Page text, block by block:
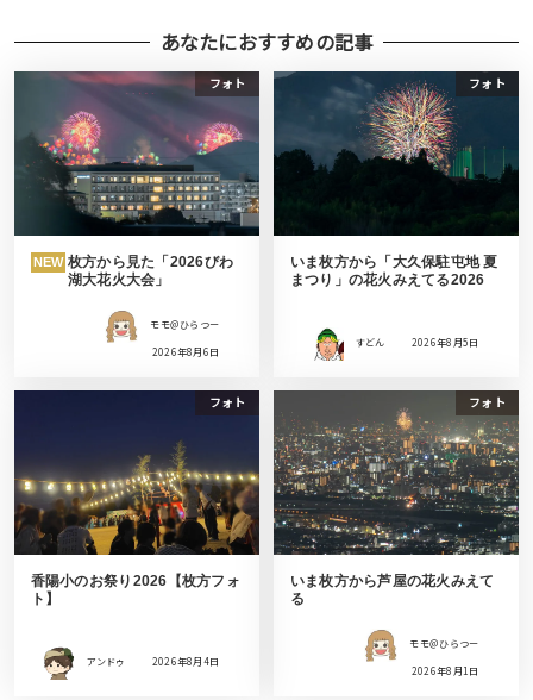
あなたにおすすめの記事
フォト
NEW 枚方から見た「2026びわ
湖大花火大会」
モモ＠ひらつー
2026年8月6日
フォト
いま枚方から「大久保駐屯地 夏
まつり」の花火みえてる2026
すどん 2026年8月5日
フォト
香陽小のお祭り2026【枚方フォ
ト】
アンドゥ 2026年8月4日
フォト
いま枚方から芦屋の花火みえて
る
モモ＠ひらつー
2026年8月1日